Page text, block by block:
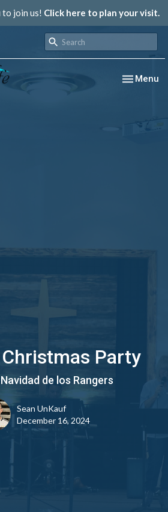
join us! Click here to plan your visit.
Toggle
Menu
Party
de los Rangers
Sean UnKauf
December 16, 2024